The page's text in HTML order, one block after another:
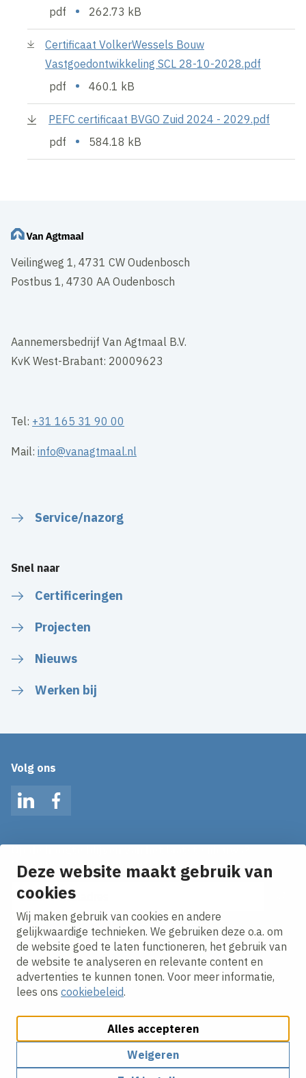
Deze website maakt gebruik van
cookies
Wij maken gebruik van cookies en andere
gelijkwaardige technieken. We gebruiken deze o.a. om
de website goed te laten functioneren, het gebruik van
de website te analyseren en relevante content en
advertenties te kunnen tonen. Voor meer informatie,
lees ons cookiebeleid.
Alles accepteren
Weigeren
pdf
• 262.73 kB
Certificaat VolkerWessels Bouw
Vastgoedontwikkeling SCL 28-10-2028.pdf
pdf
• 460.1 kB
PEFC certificaat BVGO Zuid 2024 - 2029.pdf
pdf
• 584.18 kB
Veilingweg 1, 4731 CW Oudenbosch
Postbus 1, 4730 AA Oudenbosch
Aannemersbedrijf Van Agtmaal B.V.
KvK West-Brabant: 20009623
Tel: +31 165 31 90 00
Mail:info@vanagtmaal.nl
Service/nazorg
Snel naar
Certificeringen
Projecten
Nieuws
Werken bij
Volg ons
LinkedInFacebook
Ontvang onze nieuws alerts in je mailbox!
E-mailadres
Ik ga akkoord met hetprivacy statement.
Cookies aanpassenCookie beleidPrivacy policy
Algemene inkoopvoorwaarden